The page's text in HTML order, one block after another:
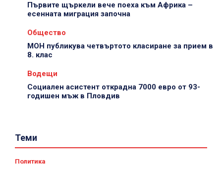
Първите щъркели вече поеха към Африка –
есенната миграция започна
Общество
МОН публикува четвъртото класиране за прием в
8. клас
Водещи
Социален асистент открадна 7000 евро от 93-
годишен мъж в Пловдив
Теми
Политика